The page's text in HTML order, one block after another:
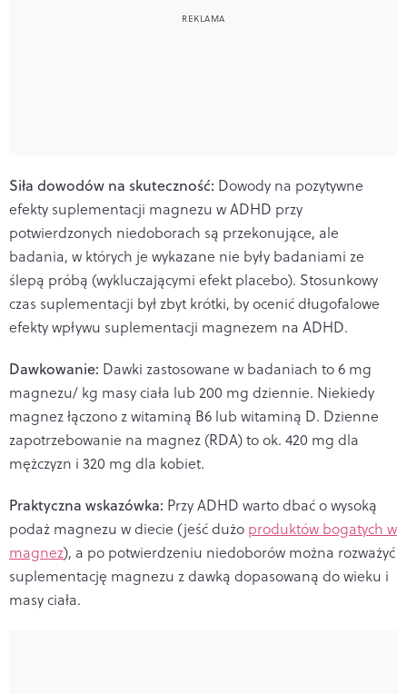
Siła dowodów na skuteczność: Dowody na pozytywne
efekty suplementacji magnezu w ADHD przy
potwierdzonych niedoborach są przekonujące, ale
badania, w których je wykazane nie były badaniami ze
ślepą próbą (wykluczającymi efekt placebo). Stosunkowy
czas suplementacji był zbyt krótki, by ocenić długofalowe
efekty wpływu suplementacji magnezem na ADHD.
Dawkowanie: Dawki zastosowane w badaniach to 6 mg
magnezu/ kg masy ciała lub 200 mg dziennie. Niekiedy
magnez łączono z witaminą B6 lub witaminą D. Dzienne
zapotrzebowanie na magnez (RDA) to ok. 420 mg dla
mężczyzn i 320 mg dla kobiet.
Praktyczna wskazówka: Przy ADHD warto dbać o wysoką
podaż magnezu w diecie (jeść dużo produktów bogatych w
magnez), a po potwierdzeniu niedoborów można rozważyć
suplementację magnezu z dawką dopasowaną do wieku i
masy ciała.